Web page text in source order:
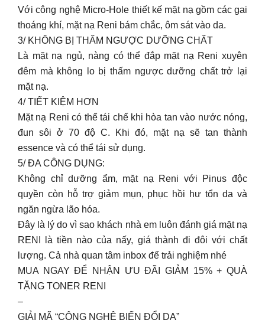
Với công nghệ Micro-Hole thiết kế mặt nạ gồm các gai
thoáng khí, mặt nạ Reni bám chắc, ôm sát vào da.
3/ KHÔNG BỊ THẤM NGƯỢC DƯỠNG CHẤT
Là mặt nạ ngủ, nàng có thể đắp mặt nạ Reni xuyên
đêm mà không lo bị thấm ngược dưỡng chất trở lại
mặt nạ.
4/ TIẾT KIỆM HƠN
Mặt nạ Reni có thể tái chế khi hòa tan vào nước nóng,
đun sôi ở 70 độ C. Khi đó, mặt nạ sẽ tan thành
essence và có thể tái sử dụng.
5/ ĐA CÔNG DỤNG:
Không chỉ dưỡng ẩm, mặt nạ Reni với Pinus độc
quyền còn hỗ trợ giảm mụn, phục hồi hư tổn da và
ngăn ngừa lão hóa.
Đây là lý do vì sao khách nhà em luôn đánh giá mặt nạ
RENI là tiền nào của nấy, giá thành đi đôi với chất
lượng. Cả nhà quan tâm inbox để trải nghiệm nhé
MUA NGAY ĐỂ NHẬN ƯU ĐÃI GIẢM 15% + QUÀ
TẶNG TONER RENI
–
GIẢI MÃ “CÔNG NGHỆ BIẾN ĐỔI DA”